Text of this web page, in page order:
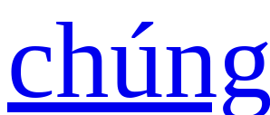
chúng